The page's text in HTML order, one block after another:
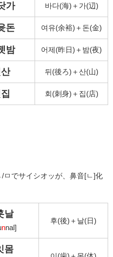
가 바다(海)＋가(辺)
돈 여유(余裕)＋돈(金)
밤 어제(昨日)＋밤(夜)
뒤(後ろ)＋산(山)
회(刺身)＋집(店)
ㅁでサイシオッが、鼻音[ㄴ]化
날
nnal]
후(後)＋날(日)
몸